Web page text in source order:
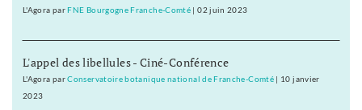
L'Agora parFNE Bourgogne Franche-Comté |02 juin 2023
L'appel des libellules - Ciné-Conférence
L'Agora parConservatoire botanique national de Franche-Comté| 10 janvier
2023